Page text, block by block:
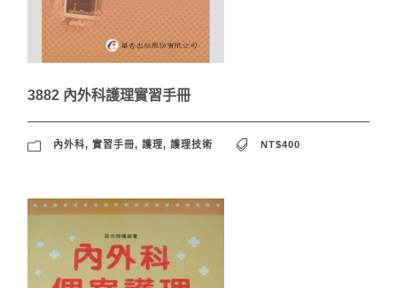
3882 內外科護理實習手冊
內外科, 實習手冊, 護理, 護理技術 NT$400